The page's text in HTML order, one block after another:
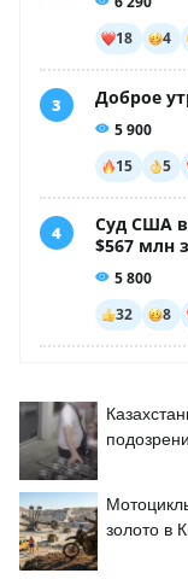
золото в